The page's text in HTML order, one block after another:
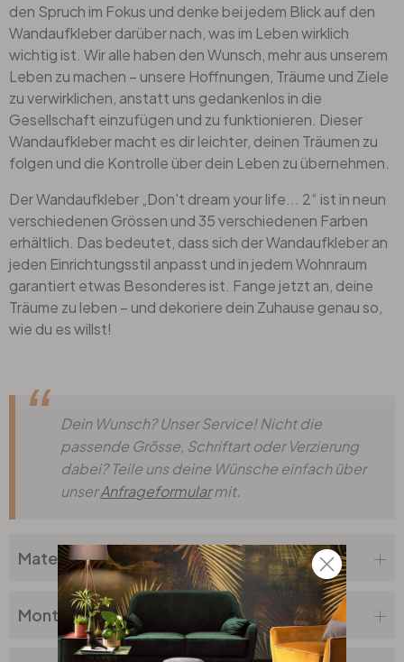
den Spruch im Fokus und denke bei jedem Blick auf den
Wandaufkleber darüber nach, was im Leben wirklich
wichtig ist. Wir alle haben den Wunsch, mehr aus unserem
Leben zu machen – unsere Hoffnungen, Träume und Ziele
zu verwirklichen, anstatt uns gedankenlos in die
Gesellschaft einzufügen und zu funktionieren. Dieser
Wandaufkleber macht es dir leichter, deinen Träumen zu
folgen und die Kontrolle über dein Leben zu übernehmen.
Der Wandaufkleber „Don't dream your life... 2“ ist in neun
verschiedenen Grössen und 35 verschiedenen Farben
erhältlich. Das bedeutet, dass sich der Wandaufkleber an
jeden Einrichtungsstil anpasst und in jedem Wohnraum
garantiert etwas Besonderes ist. Fange jetzt an, deine
Träume zu leben – und dekoriere dein Zuhause genau so,
wie du es willst!
Dein Wunsch? Unser Service! Nicht die
passende Grösse, Schriftart oder Verzierung
dabei? Teile uns deine Wünsche einfach über
unserAnfrageformularmit.
Materialbeschreibung
Montageanleitung